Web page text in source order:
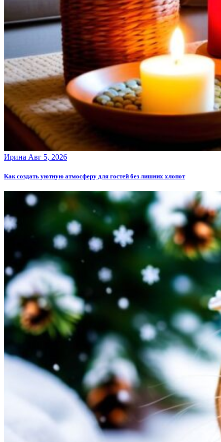
Ирина Авг 5, 2026
Как создать уютную атмосферу для гостей без лишних хлопот